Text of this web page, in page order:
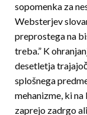
sopomenka za
Websterjev
preprostega na
treba.” K
desetletja
splošnega
mehanizme, ki
zaprejo zadrgo